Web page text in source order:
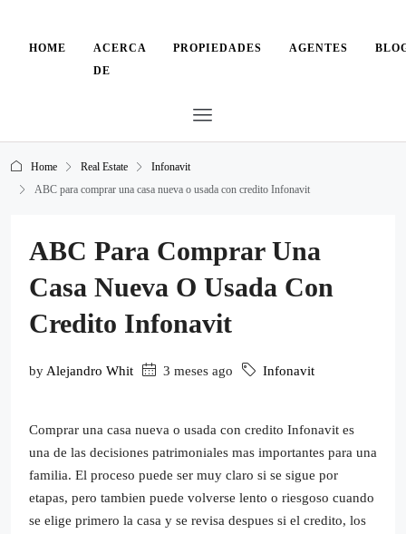
HOME
ACERCA
DE
PROPIEDADES AGENTES
Home Real Estate
Infonavit
ABC para comprar una casa nueva o usada con credito Infonavit
ABC Para Comprar Una
Casa Nueva O Usada Con
Credito Infonavit
by Alejandro Whit 3 meses ago Infonavit
Comprar una casa nueva o usada con credito Infonavit es
una de las decisiones patrimoniales mas importantes para una
familia. El proceso puede ser muy claro si se sigue por
etapas, pero tambien puede volverse lento o riesgoso cuando
se elige primero la casa y se revisa despues si el credito, los